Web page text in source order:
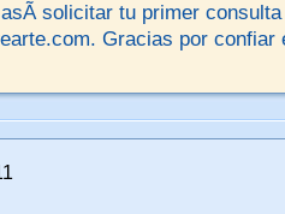
solicitar tu primer consulta
Gracias por confiar